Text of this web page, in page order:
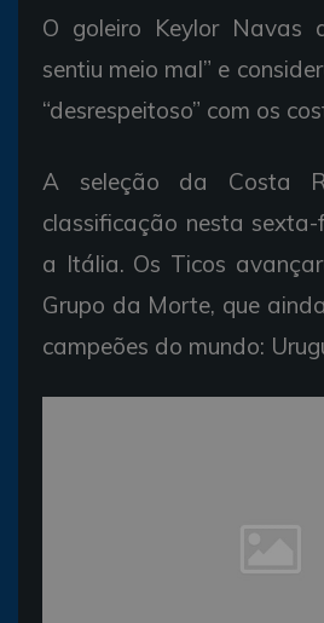
O goleiro Keylor Navas
sentiu meio mal” e
“desrespeitoso” com os
A seleção da Costa
classificação nesta
a Itália. Os Ticos
Grupo da Morte, que
campeões do mundo: